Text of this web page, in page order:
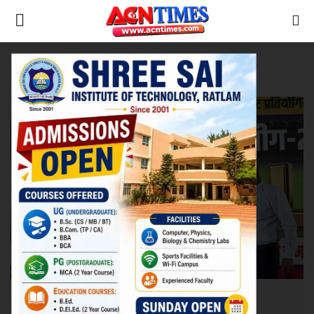
Home
Contact
नीर_का_तीर
मध्यप्रदेश
विदेश
उत्तर प्रदेश
Tag:Ratlam Sports
खेल